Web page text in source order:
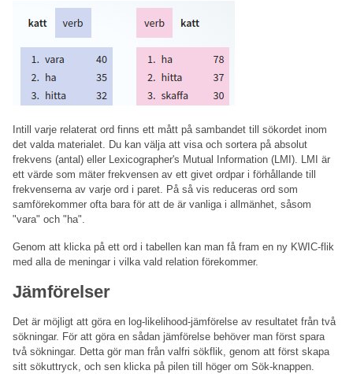
Intill varje relaterat ord finns ett mått på sambandet till sökordet inom
det valda materialet. Du kan välja att visa och sortera på absolut
frekvens (antal) eller Lexicographer's Mutual Information (LMI). LMI är
ett värde som mäter frekvensen av ett givet ordpar i förhållande till
frekvenserna av varje ord i paret. På så vis reduceras ord som
samförekommer ofta bara för att de är vanliga i allmänhet, såsom
"vara" och "ha".
Genom att klicka på ett ord i tabellen kan man få fram en ny KWIC-flik
med alla de meningar i vilka vald relation förekommer.
Jämförelser
Det är möjligt att göra en log-likelihood-jämförelse av resultatet från två
sökningar. För att göra en sådan jämförelse behöver man först spara
två sökningar. Detta gör man från valfri sökflik, genom att först skapa
sitt sökuttryck, och sen klicka på pilen till höger om Sök-knappen.